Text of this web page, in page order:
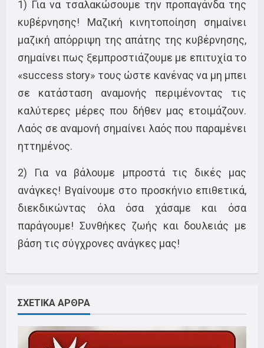
1) Για να τσαλακώσουμε την προπαγάνδα της
κυβέρνησης! Μαζική κινητοποίηση σημαίνει
μαζική απόρριψη της απάτης της κυβέρνησης,
σημαίνει πως ξεμπροστιάζουμε με επιτυχία το
«success story» τους ώστε κανένας να μη μπει
σε κατάσταση αναμονής περιμένοντας τις
καλύτερες μέρες που δήθεν μας ετοιμάζουν.
Λαός σε αναμονή σημαίνει λαός που παραμένει
ηττημένος.
2) Για να βάλουμε μπροστά τις δικές μας
ανάγκες! Βγαίνουμε στο προσκήνιο επιθετικά,
διεκδικώντας όλα όσα χάσαμε και όσα
παράγουμε! Συνθήκες ζωής και δουλειάς με
βάση τις σύγχρονες ανάγκες μας!
ΣΧΕΤΙΚΑ ΑΡΘΡΑ